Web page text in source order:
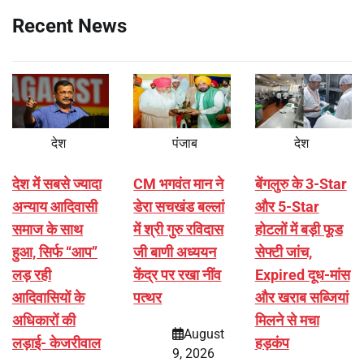
Recent News
देश
देश में सबसे ज्यादा
अन्याय आदिवासी
समाज के साथ
हुआ, सिर्फ ‘‘आप’’
लड़ रही
आदिवासियों के
अधिकारों की
लड़ाई- केजरीवाल
पंजाब
CM भगवंत मान ने
डेरा सचखंड बल्लां
में श्री गुरु रविदास
जी बाणी अध्ययन
केंद्र पर रखा नींव
पत्थर
August
9, 2026
देश
बेंगलुरु के 3-Star
और 5-Star
होटलों में बड़ी फूड
सेफ्टी जांच,
Expired दूध-मांस
और खराब सब्जियां
मिलने से मचा
हड़कंप